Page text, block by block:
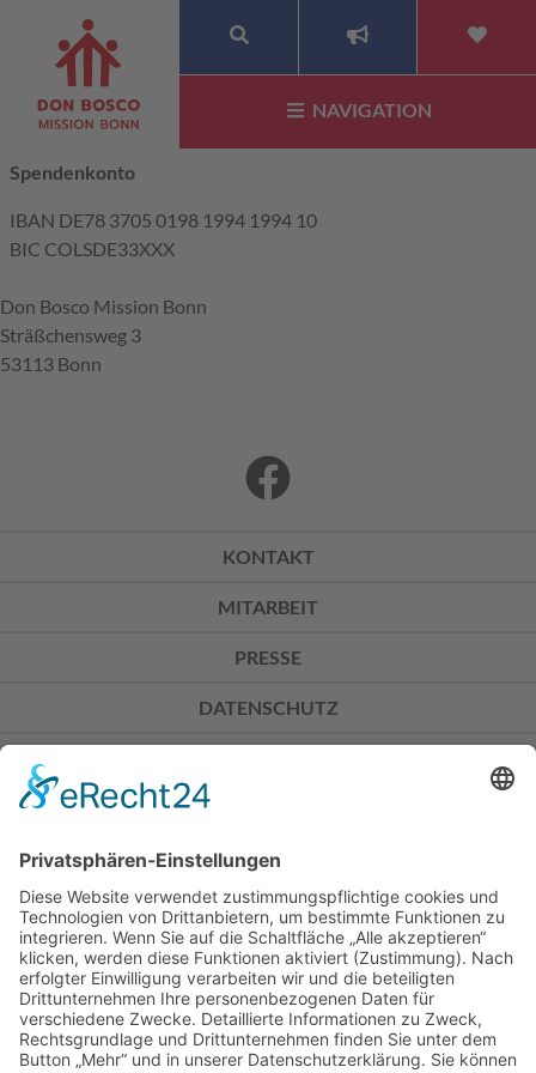
SUCHE
NAVIGATION
Spendenkonto
IBAN DE78 3705 0198 1994 1994 10
BIC COLSDE33XXX
Don Bosco Mission Bonn
Sträßchensweg 3
53113 Bonn
KONTAKT
MITARBEIT
PRESSE
DATENSCHUTZ
Don Bosco Mission Bonn
Sträßchensweg 3